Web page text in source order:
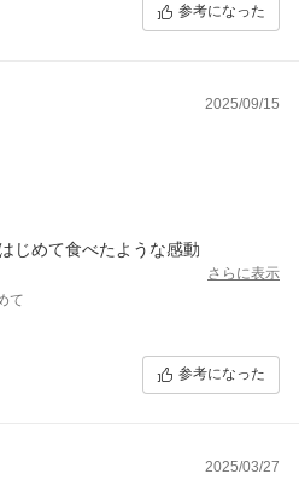
参考になった
2025/09/15
じめて食べたような感動
さらに表示
て
参考になった
2025/03/27